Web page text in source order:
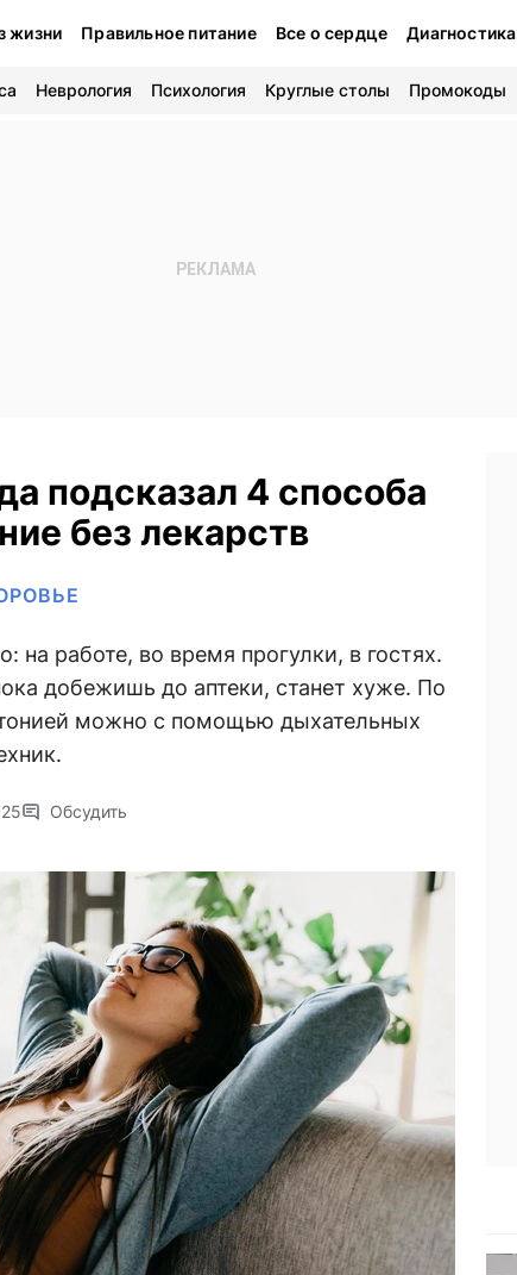
жизни Правильное питание Все о сердце Диагностика
Неврология Психология Круглые столы Промокоды
подсказал 4 способа
без лекарств
на работе, во время прогулки, в гостях.
добежишь до аптеки, станет хуже. По
можно с помощью дыхательных
Обсудить